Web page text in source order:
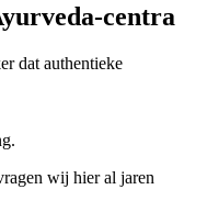
centra
dat authentieke
wij hier al jaren